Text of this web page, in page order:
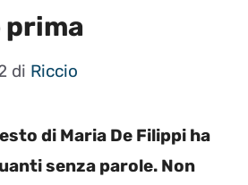
prima
di Riccio
di Maria De Filippi ha
senza parole. Non